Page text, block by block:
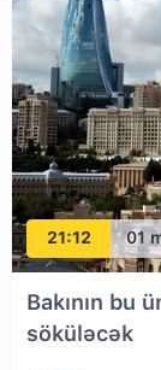
21:12 01
Bakının bu
söküləcək